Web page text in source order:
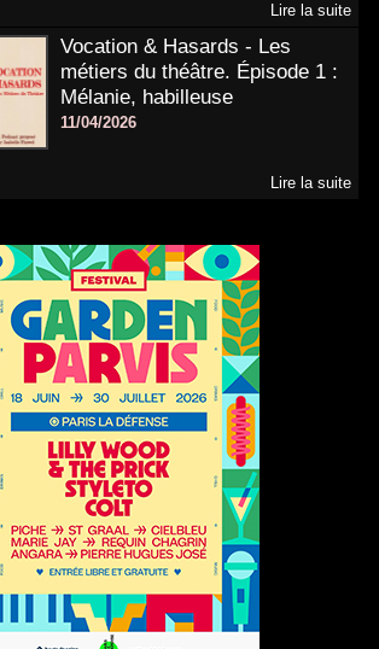
Lire la suite
Vocation & Hasards - Les
métiers du théâtre. Épisode 1 :
Mélanie, habilleuse
11/04/2026
Lire la suite